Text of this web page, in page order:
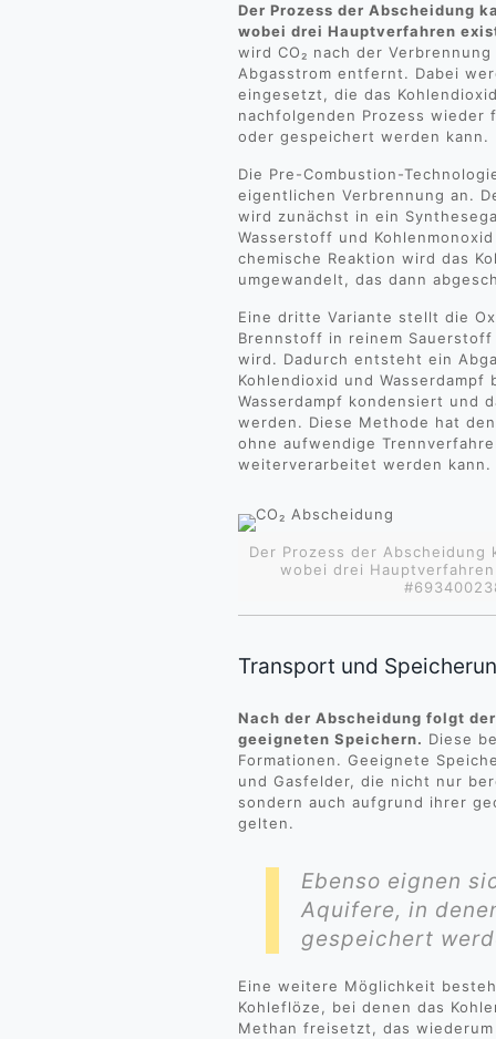
Der Prozess der Abscheidung
wobei drei Hauptverfahren
wird CO₂ nach der
Abgasstrom entfernt. Dabei
eingesetzt, die das
nachfolgenden Prozess
oder gespeichert werden kann.
Die Pre-Combustion-
eigentlichen Verbrennung an.
wird zunächst in ein
Wasserstoff und
chemische Reaktion wird das
umgewandelt, das dann
Eine dritte Variante stellt die
Brennstoff in reinem
wird. Dadurch entsteht ein
Kohlendioxid und
Wasserdampf kondensiert und
werden. Diese Methode hat
ohne aufwendige
weiterverarbeitet werden kann.
Der Prozess der
wobei drei
Transport und
Nach der Abscheidung folgt
geeigneten Speichern. Diese
Formationen. Geeignete
und Gasfelder, die nicht nur
sondern auch aufgrund ihrer
gelten.
Ebenso eignen
Aquifere, in
gespeichert
Eine weitere Möglichkeit
Kohleflöze, bei denen das
Methan freisetzt, das